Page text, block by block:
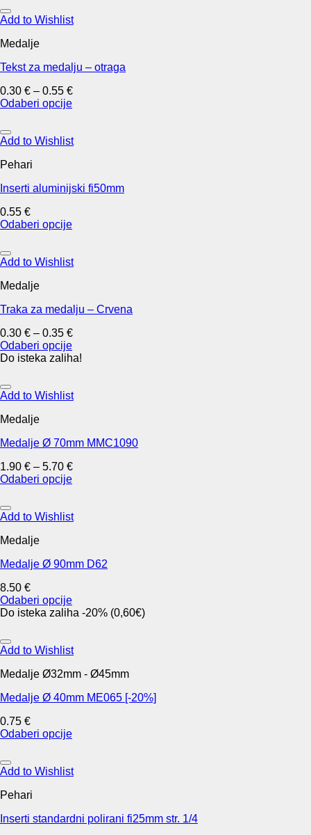
product
page
product
has
variants.
options
be
chosen
the
product
Add to Wishlist
Medalje
Tekst za medalju – otraga
0.30 € – 0.55 €
Odaberi opcije
product
has
variants.
options
be
chosen
the
product
Add to Wishlist
Pehari
Inserti aluminijski fi50mm
0.55 €
Odaberi opcije
product
has
variants.
options
be
chosen
on
product
page
Add to Wishlist
Medalje
Traka za medalju – Crvena
0.30 € – 0.35 €
Odaberi opcije
This
has
multiple
The
may
chosen
on
product
page
Do isteka zaliha!
Add to Wishlist
Medalje
Medalje Ø 70mm MMC1090
1.90 € – 5.70 €
Odaberi opcije
product
has
variants.
options
be
chosen
on
product
page
Add to Wishlist
Medalje
Medalje Ø 90mm D62
8.50 €
Odaberi opcije
This
has
multiple
The
may
chosen
on
product
page
Do isteka zaliha -20% (0,60€)
Add to Wishlist
Medalje Ø32mm - Ø45mm
Medalje Ø 40mm ME065 [-20%]
0.75 €
Odaberi opcije
product
has
variants.
options
Add to Wishlist
Pehari
Inserti standardni polirani fi25mm str. 1/4